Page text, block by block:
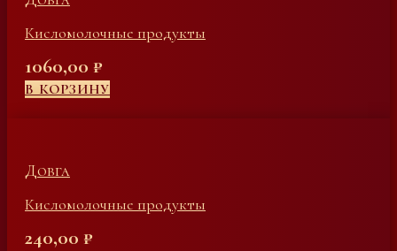
Кисломолочные продукты
1060,00 ₽
В КОРЗИНУ
Довга
Кисломолочные продукты
240,00 ₽